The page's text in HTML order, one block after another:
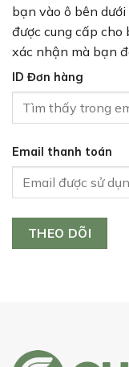
bạn vào ô bên
được cung cấp
xác nhận mà bạn
ID Đơn hàng
Email thanh toán
THEO DÕI